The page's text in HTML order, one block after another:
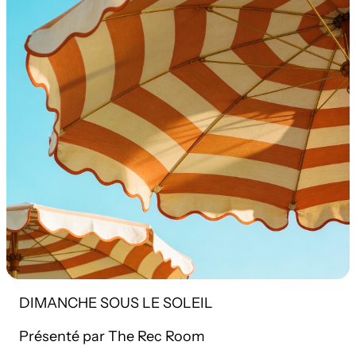
DIMANCHE SOUS LE SOLEIL
Présenté par The Rec Room